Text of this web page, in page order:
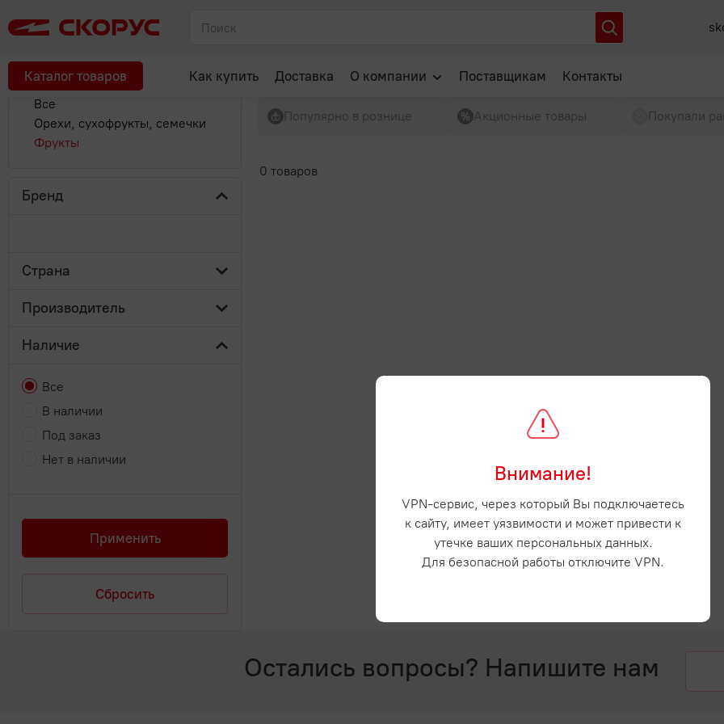
Каталог товаров Как купить Доставка О компании
О нас
Поставщикам Контакты
Главная Каталог Овощи, Фрукты, Орехи
В каталог
Все
Орехи, сухофрукты, семечки
Фрукты
Бренд
Страна
Производитель
Наличие
Все
В наличии
Под заказ
Нет в наличии
Применить
Сбросить
Фрукты
Популярно в рознице Акционные товары Покупали
0 товаров
Остались вопросы? Напишите нам
Внимание!
VPN-сервис, через который Вы подключаетесь
к сайту, имеет уязвимости и может привести к
утечке ваших персональных данных.
Для безопасной работы отключите VPN.